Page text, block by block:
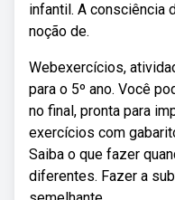
infantil. A consciência
noção de.
Webexercícios,
para o 5º ano. Você
no final, pronta para
exercícios com
Saiba o que fazer
diferentes. Fazer a